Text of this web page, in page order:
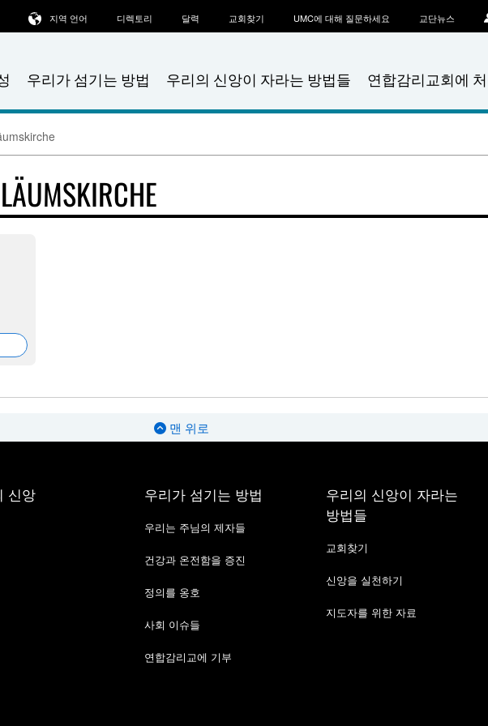
우리가 섬기는 방법 우리의 신앙이 자라는 방법들 연합감리교회에
지역 언어 디렉토리 달력 교회찾기 UMC에 대해 질문하세요 교단뉴스
맨 위로
신앙 우리가 섬기는 방법
우리는 주님의 제자들
건강과 온전함을 증진
정의를 옹호
사회 이슈들
연합감리교에 기부
우리의 신앙이 자라는
방법들
교회찾기
신앙을 실천하기
지도자를 위한 자료